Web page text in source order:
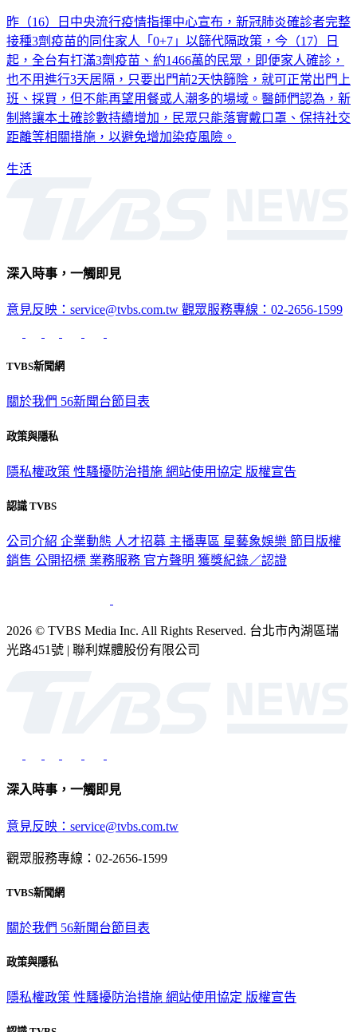
昨（16）日中央流行疫情指揮中心宣布，新冠肺炎確診者完整
接種3劑疫苗的同住家人「0+7」以篩代隔政策，今（17）日
起，全台有打滿3劑疫苗、約1466萬的民眾，即便家人確診，
也不用進行3天居隔，只要出門前2天快篩陰，就可正常出門上
班、採買，但不能再望用餐或人潮多的場域。醫師們認為，新
制將讓本土確診數持續增加，民眾只能落實戴口罩、保持社交
距離等相關措施，以避免增加染疫風險。
生活
深入時事，一觸即見
意見反映：service@tvbs.com.tw 觀眾服務專線：02-2656-1599
TVBS新聞網
關於我們 56新聞台節目表
政策與隱私
隱私權政策 性騷擾防治措施 網站使用協定 版權宣告
認識 TVBS
公司介紹 企業動態 人才招募 主播專區 星藝象娛樂 節目版權
銷售 公開招標 業務服務 官方聲明 獲獎紀錄／認證
2026 © TVBS Media Inc. All Rights Reserved. 台北市內湖區瑞
光路451號 | 聯利媒體股份有限公司
深入時事，一觸即見
意見反映：service@tvbs.com.tw
觀眾服務專線：02-2656-1599
TVBS新聞網
關於我們 56新聞台節目表
政策與隱私
隱私權政策 性騷擾防治措施 網站使用協定 版權宣告